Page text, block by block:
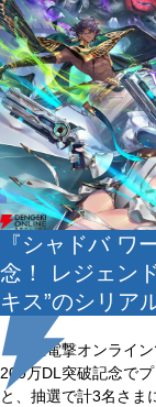
『シャドバ ワ
念！ レジェン
キス”のシリア
現在電撃オンライン
200万DL突破記念で
と、抽選で計3名さま